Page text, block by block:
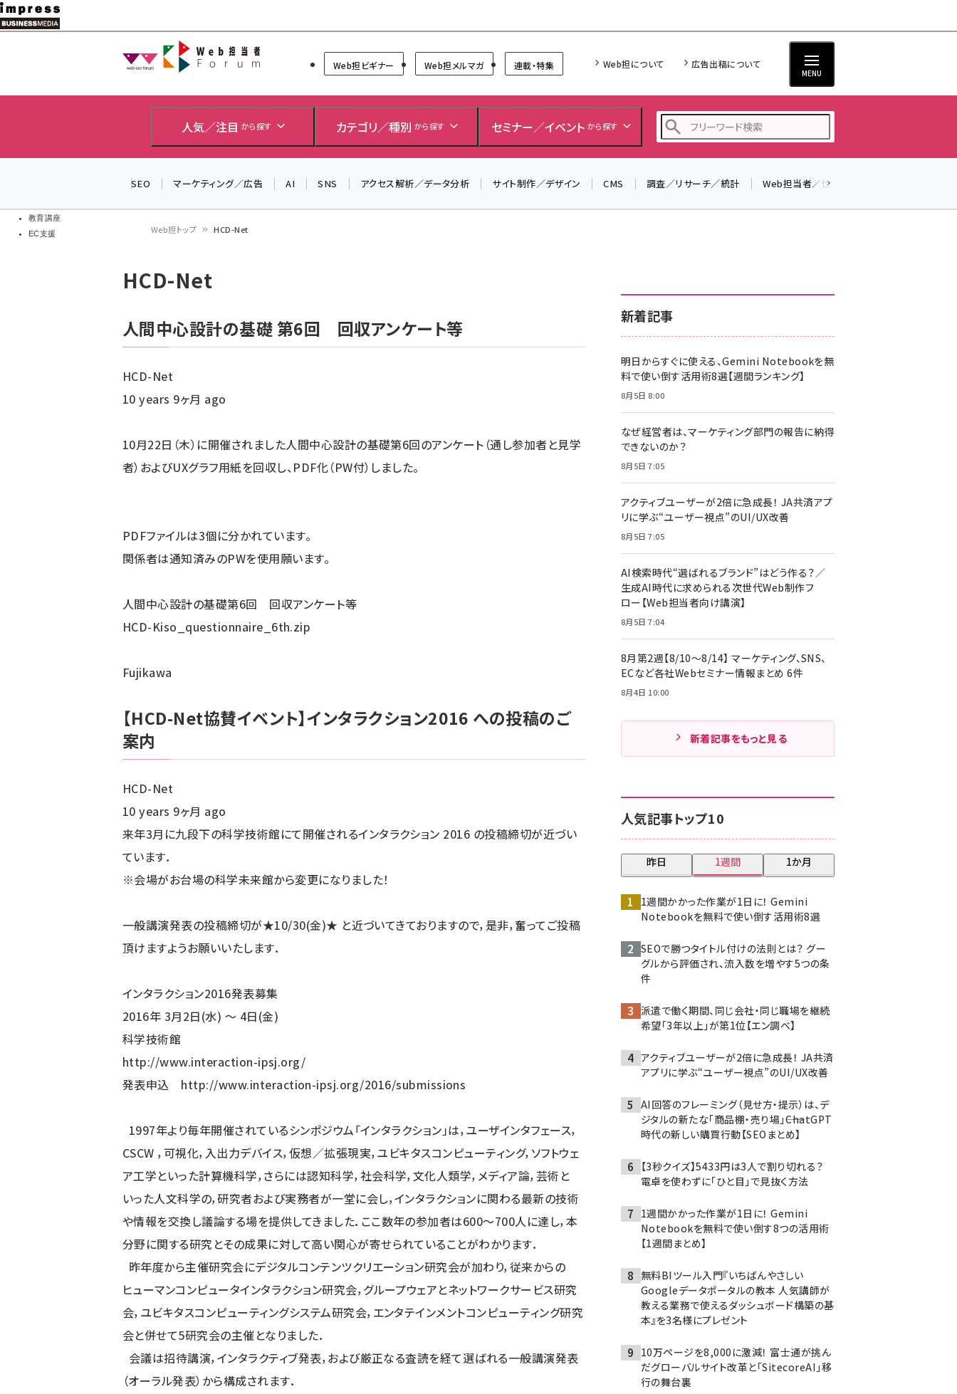
メ
イ
教育講座
EC支援
Web担当者Forum
Web担ビギナー Web担メルマガ 連載・特集 Web担について 広告出稿について
MENU
人気／注目 から探す カテゴリ／種別 から探す セミナー／イベント から探す
z世代 (1617)
meo (1274)
SEO マーケティング／広告 AI SNS アクセス解析／データ分析 サイト制作／デザイン CMS 調査／リサーチ／統計 Web担当者／仕事
ン
ず
Web担トップ HCD-Net
HCD-Net
人間中心設計の基礎 第6回 回収アンケート等
HCD-Net
10 years 9ヶ月 ago
10月22日（木）に開催されました人間中心設計の基礎第6回のアンケート（通し参加者と見学
者）およびUXグラフ用紙を回収し、PDF化（PW付）しました。
PDFファイルは3個に分かれています。
関係者は通知済みのPWを使用願います。
人間中心設計の基礎第6回 回収アンケート等
HCD-Kiso_questionnaire_6th.zip
Fujikawa
【HCD-Net協賛イベント】インタラクション2016 への投稿のご
案内
HCD-Net
10 years 9ヶ月 ago
来年3月に九段下の科学技術館にて開催されるインタラクション 2016 の投稿締切が近づい
ています．
※会場がお台場の科学未来館から変更になりました！
一般講演発表の投稿締切が★10/30(金)★ と近づいてきておりますので，是非，奮ってご投稿
頂けますようお願いいたします．
インタラクション2016発表募集
2016年 3月2日(水) ～ 4日(金)
科学技術館
http://www.interaction-ipsj.org/
発表申込 http://www.interaction-ipsj.org/2016/submissions
1997年より毎年開催されているシンポジウム「インタラクション」は，ユーザインタフェース，
CSCW ，可視化，入出力デバイス，仮想／拡張現実，ユビキタスコンピューティング，ソフトウェ
ア工学といった計算機科学，さらには認知科学，社会科学，文化人類学，メディア論，芸術と
いった人文科学の，研究者および実務者が一堂に会し，インタラクションに関わる最新の技術
や情報を交換し議論する場を提供してきました．ここ数年の参加者は600～700人に達し，本
分野に関する研究とその成果に対して高い関心が寄せられていることがわかります．
昨年度から主催研究会にデジタルコンテンツクリエーション研究会が加わり，従来からの
ヒューマンコンピュータインタラクション研究会，グループウェアとネットワークサービス研究
会，ユビキタスコンピューティングシステム研究会，エンタテインメントコンピューティング研究
会と併せて5研究会の主催となりました．
会議は招待講演，インタラクティブ発表，および厳正なる査読を経て選ばれる一般講演発表
（オーラル発表）から構成されます．
新着記事
明日からすぐに使える、Gemini Notebookを無
料で使い倒す活用術8選【週間ランキング】
8月5日 8:00
なぜ経営者は、マーケティング部門の報告に納得
できないのか？
8月5日 7:05
アクティブユーザーが2倍に急成長！ JA共済アプ
リに学ぶ“ユーザー視点”のUI/UX改善
8月5日 7:05
AI検索時代“選ばれるブランド”はどう作る？／
生成AI時代に求められる次世代Web制作フ
ロー【Web担当者向け講演】
8月5日 7:04
8月第2週【8/10～8/14】 マーケティング、SNS、
ECなど各社Webセミナー情報まとめ 6件
8月4日 10:00
新着記事をもっと見る
人気記事トップ10
昨日 1週間 1か月
1週間かかった作業が1日に！ Gemini
Notebookを無料で使い倒す活用術8選
SEOで勝つタイトル付けの法則とは？ グー
グルから評価され、流入数を増やす5つの条
件
派遣で働く期間、同じ会社・同じ職場を継続
希望「3年以上」が第1位【エン調べ】
アクティブユーザーが2倍に急成長！ JA共済
アプリに学ぶ“ユーザー視点”のUI/UX改善
AI回答のフレーミング（見せ方・提示）は、デ
ジタルの新たな「商品棚・売り場」――ChatGPT
時代の新しい購買行動【SEOまとめ】
【3秒クイズ】5433円は3人で割り切れる？
電卓を使わずに「ひと目」で見抜く方法
1週間かかった作業が1日に！ Gemini
Notebookを無料で使い倒す8つの活用術
【1週間まとめ】
無料BIツール入門『いちばんやさしい
Googleデータポータルの教本 人気講師が
教える業務で使えるダッシュボード構築の基
本』を3名様にプレゼント
10万ページを8,000に激減！ 富士通が挑ん
だグローバルサイト改革と「SitecoreAI」移
行の舞台裏